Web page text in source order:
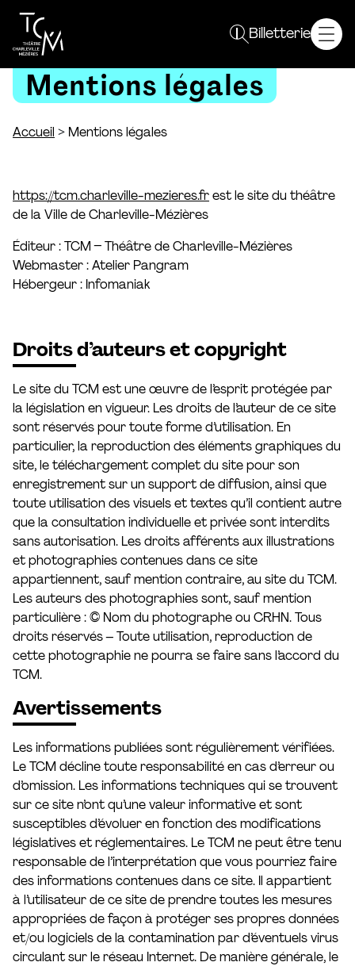
Billetterie
Spectacles
Plein sens !
Autres événements
Le TCM
Résidences
Partenaires
Vous êtes
Curieux
Enseignant
En pratique
Tarifs et abonnements
Accessibilité
Foire aux questions
Mentions légales
Accueil > Mentions légales
https://tcm.charleville-mezieres.frest le site du théâtre
de la Ville de Charleville-Mézières
Éditeur : TCM – Théâtre de Charleville-Mézières
Webmaster : Atelier Pangram
Hébergeur : Infomaniak
Droits d’auteurs et copyright
Le site du TCM est une œuvre de l’esprit protégée par
la législation en vigueur. Les droits de l’auteur de ce site
sont réservés pour toute forme d’utilisation. En
particulier, la reproduction des éléments graphiques du
site, le téléchargement complet du site pour son
enregistrement sur un support de diffusion, ainsi que
toute utilisation des visuels et textes qu’il contient autre
que la consultation individuelle et privée sont interdits
sans autorisation. Les droits afférents aux illustrations
et photographies contenues dans ce site
appartiennent, sauf mention contraire, au site du TCM.
Les auteurs des photographies sont, sauf mention
particulière : © Nom du photographe ou CRHN. Tous
droits réservés – Toute utilisation, reproduction de
cette photographie ne pourra se faire sans l’accord du
TCM.
Avertissements
Les informations publiées sont régulièrement vérifiées.
Le TCM décline toute responsabilité en cas d’erreur ou
d’omission. Les informations techniques qui se trouvent
sur ce site n’ont qu’une valeur informative et sont
susceptibles d’évoluer en fonction des modifications
législatives et réglementaires. Le TCM ne peut être tenu
responsable de l’interprétation que vous pourriez faire
des informations contenues dans ce site. Il appartient
à l’utilisateur de ce site de prendre toutes les mesures
appropriées de façon à protéger ses propres données
et/ou logiciels de la contamination par d’éventuels virus
circulant sur le réseau Internet. De manière générale, le